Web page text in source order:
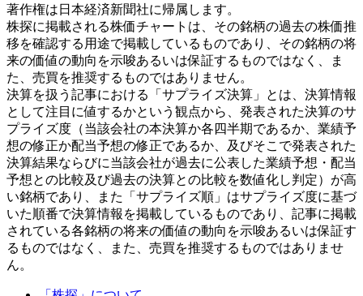
著作権は日本経済新聞社に帰属します。
株探に掲載される株価チャートは、その銘柄の過去の株価推
移を確認する用途で掲載しているものであり、その銘柄の将
来の価値の動向を示唆あるいは保証するものではなく、ま
た、売買を推奨するものではありません。
決算を扱う記事における「サプライズ決算」とは、決算情報
として注目に値するかという観点から、発表された決算のサ
プライズ度（当該会社の本決算か各四半期であるか、業績予
想の修正か配当予想の修正であるか、及びそこで発表された
決算結果ならびに当該会社が過去に公表した業績予想・配当
予想との比較及び過去の決算との比較を数値化し判定）が高
い銘柄であり、また「サプライズ順」はサプライズ度に基づ
いた順番で決算情報を掲載しているものであり、記事に掲載
されている各銘柄の将来の価値の動向を示唆あるいは保証す
るものではなく、また、売買を推奨するものではありませ
ん。